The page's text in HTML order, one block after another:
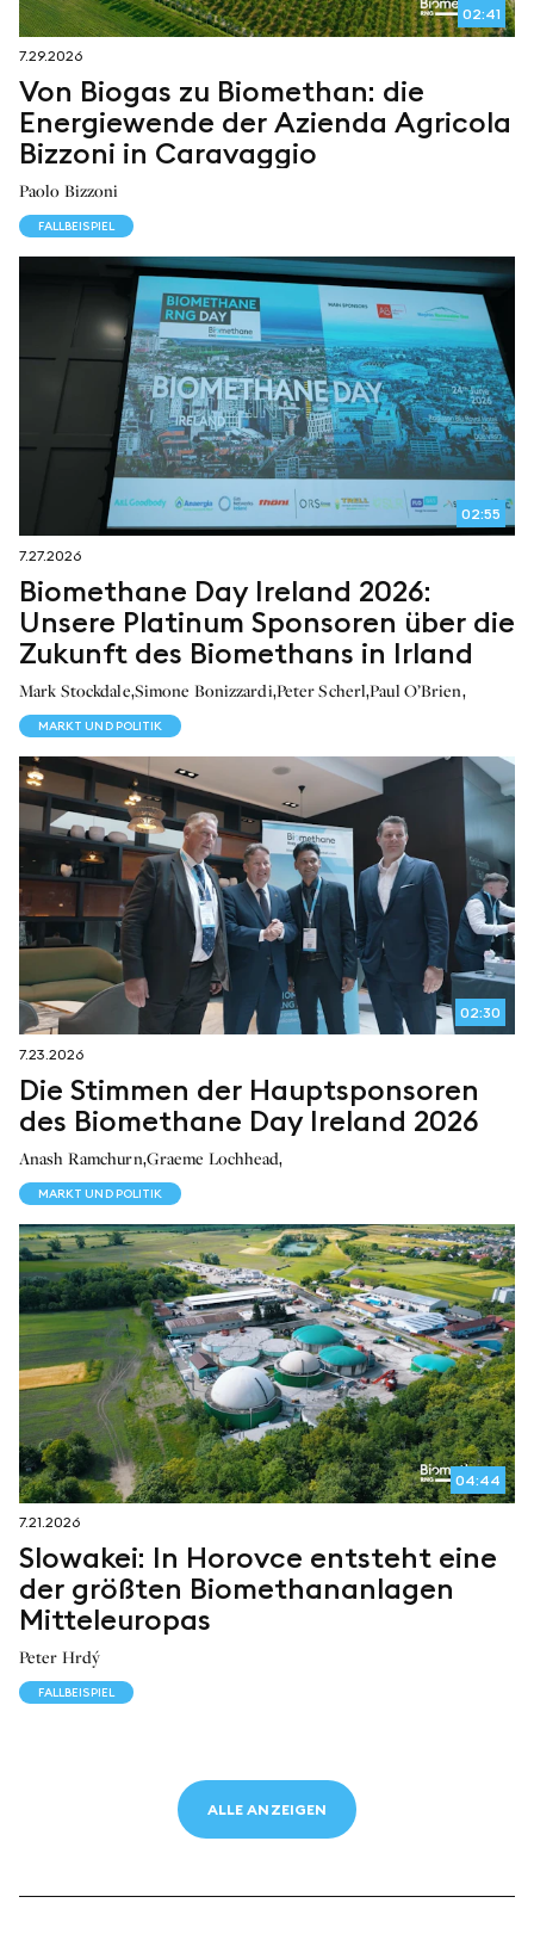
02:41
7.29.2026
Von Biogas zu Biomethan: die
Energiewende der Azienda Agricola
Bizzoni in Caravaggio
Paolo Bizzoni
FALLBEISPIEL
02:55
7.27.2026
Biomethane Day Ireland 2026:
Unsere Platinum Sponsoren über die
Zukunft des Biomethans in Irland
Mark Stockdale,Simone Bonizzardi,Peter Scherl,Paul O’Brien,
MARKT UND POLITIK
02:30
7.23.2026
Die Stimmen der Hauptsponsoren
des Biomethane Day Ireland 2026
Anash Ramchurn,Graeme Lochhead,
MARKT UND POLITIK
04:44
7.21.2026
Slowakei: In Horovce entsteht eine
der größten Biomethananlagen
Mitteleuropas
Peter Hrdý
FALLBEISPIEL
ALLE ANZEIGEN